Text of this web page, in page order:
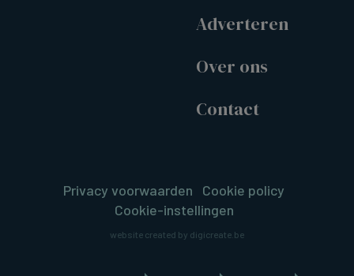
Adverteren
Over ons
Contact
Privacy voorwaarden
Cookie policy
Cookie-instellingen
website created by digicreate.be